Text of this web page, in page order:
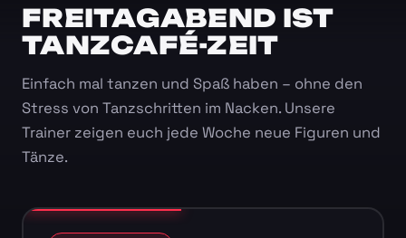
FREITAGABEND IST
TANZCAFÉ-ZEIT
Einfach mal tanzen und Spaß haben – ohne den
Stress von Tanzschritten im Nacken. Unsere
Trainer zeigen euch jede Woche neue Figuren und
Tänze.